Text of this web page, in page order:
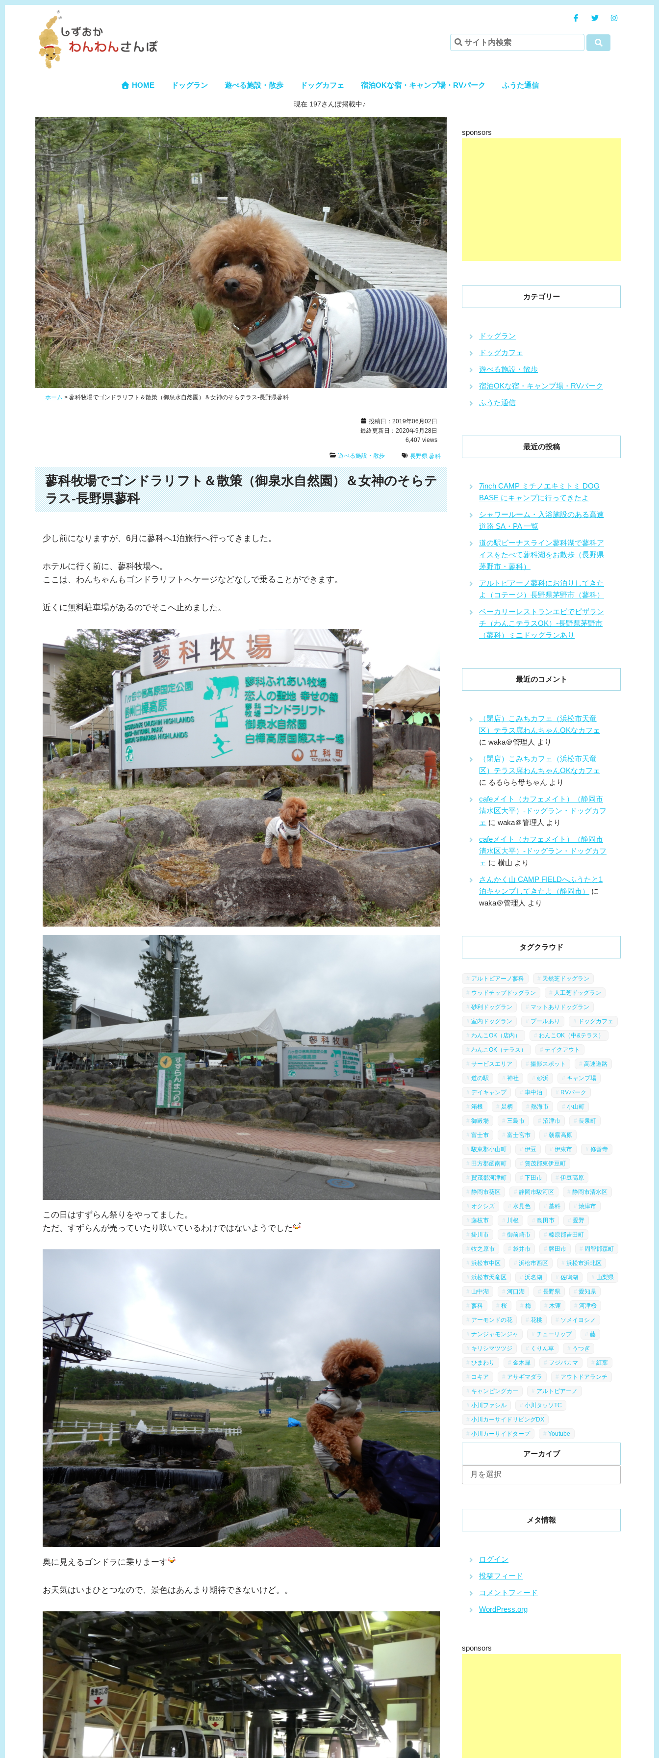
HOME ドッグラン 遊べる施設・散歩 ドッグカフェ 宿泊OKな宿・キャンプ場・RVパーク ふうた通信
現在 197さんぽ掲載中♪
ホーム > 蓼科牧場でゴンドラリフト＆散策（御泉水自然園）＆女神のそらテラス-長野県蓼科
投稿日：2019年06月02日
最終更新日：2020年9月28日
6,407 views
長野県 蓼科
遊べる施設・散歩
蓼科牧場でゴンドラリフト＆散策（御泉水自然園）＆女神のそらテ
ラス-長野県蓼科
少し前になりますが、6月に蓼科へ1泊旅行へ行ってきました。
ホテルに行く前に、蓼科牧場へ。
ここは、わんちゃんもゴンドラリフトへケージなどなしで乗ることができます。
近くに無料駐車場があるのでそこへ止めました。
この日はすずらん祭りをやってました。
ただ、すずらんが売っていたり咲いているわけではないようでした
奥に見えるゴンドラに乗りまーす
お天気はいまひとつなので、景色はあんまり期待できないけど。。
sponsors
カテゴリー
ドッグラン
ドッグカフェ
遊べる施設・散歩
宿泊OKな宿・キャンプ場・RVパーク
ふうた通信
最近の投稿
7inch CAMP ミチノエキミトミ DOG
BASE にキャンプに行ってきたよ
シャワールーム・入浴施設のある高速
道路 SA・PA 一覧
道の駅ビーナスライン蓼科湖で蓼科ア
イスをたべて蓼科湖をお散歩（長野県
茅野市・蓼科）
アルトピアーノ蓼科にお泊りしてきた
よ（コテージ）長野県茅野市（蓼科）
ベーカリーレストランエピでピザラン
チ（わんこテラスOK）-長野県茅野市
（蓼科）ミニドッグランあり
最近のコメント
（閉店）こみちカフェ（浜松市天竜
区）テラス席わんちゃんOKなカフェ
に waka＠管理人 より
（閉店）こみちカフェ（浜松市天竜
区）テラス席わんちゃんOKなカフェ
に るるらら母ちゃん より
cafeメイト（カフェメイト）（静岡市
清水区大平）-ドッグラン・ドッグカフ
ェ に waka＠管理人 より
cafeメイト（カフェメイト）（静岡市
清水区大平）-ドッグラン・ドッグカフ
ェ に 横山 より
さんかく山 CAMP FIELDへふうたと1
泊キャンプしてきたよ（静岡市）
に
waka＠管理人 より
タグクラウド
アルトピアーノ蓼科 天然芝ドッグラン
ウッドチップドッグラン 人工芝ドッグラン
砂利ドッグラン マットありドッグラン
室内ドッグラン プールあり ドッグカフェ
わんこOK（店内） わんこOK（中&テラス）
わんこOK（テラス） テイクアウト
サービスエリア 撮影スポット 高速道路
道の駅 神社 砂浜 キャンプ場
デイキャンプ 車中泊 RVパーク
箱根 足柄 熱海市 小山町
御殿場 三島市 沼津市 長泉町
富士市 富士宮市 朝霧高原
駿東郡小山町 伊豆 伊東市 修善寺
田方郡函南町 賀茂郡東伊豆町
賀茂郡河津町 下田市 伊豆高原
静岡市葵区 静岡市駿河区 静岡市清水区
オクシズ 水見色 藁科 焼津市
藤枝市 川根 島田市 愛野
掛川市 御前崎市 榛原郡吉田町
牧之原市 袋井市 磐田市 周智郡森町
浜松市中区 浜松市西区 浜松市浜北区
浜松市天竜区 浜名湖 佐鳴湖 山梨県
山中湖 河口湖 長野県 愛知県
蓼科 桜 梅 木蓮 河津桜
アーモンドの花 花桃 ソメイヨシノ
ナンジャモンジャ チューリップ 藤
キリシマツツジ くりん草 うつぎ
ひまわり 金木犀 フジバカマ 紅葉
コキア アサギマダラ アウトドアランチ
キャンピングカー アルトピアーノ
小川ファシル 小川タッソTC
小川カーサイドリビングDX
小川カーサイドタープ Youtube
アーカイブ
ー
メタ情報
ログイン
投稿フィード
コメントフィード
WordPress.org
sponsors